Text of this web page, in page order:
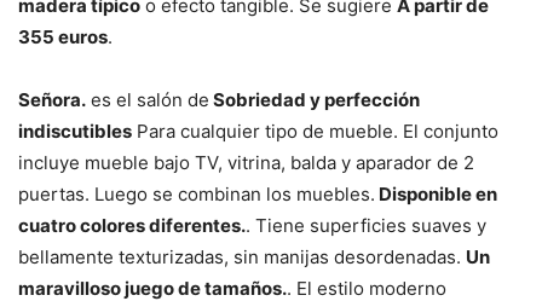
madera típico o efecto tangible. Se sugiere A partir de
355 euros.
Señora. es el salón de Sobriedad y perfección
indiscutibles Para cualquier tipo de mueble. El conjunto
incluye mueble bajo TV, vitrina, balda y aparador de 2
puertas. Luego se combinan los muebles. Disponible en
cuatro colores diferentes.. Tiene superficies suaves y
bellamente texturizadas, sin manijas desordenadas. Un
maravilloso juego de tamaños.. El estilo moderno